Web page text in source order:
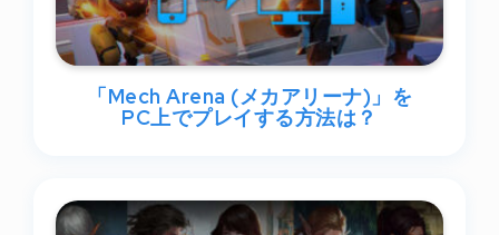
「Mech Arena (メカアリーナ)」を
PC上でプレイする方法は？